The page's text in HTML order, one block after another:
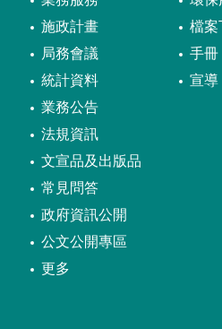
施政計畫
局務會議
統計資料
業務公告
法規資訊
文宣品及出版品
常見問答
政府資訊公開
公文公開專區
更多
檔案
手冊
宣導